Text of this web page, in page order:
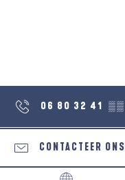
06 80 32 41 ▒▒
CONTACTEER ONS